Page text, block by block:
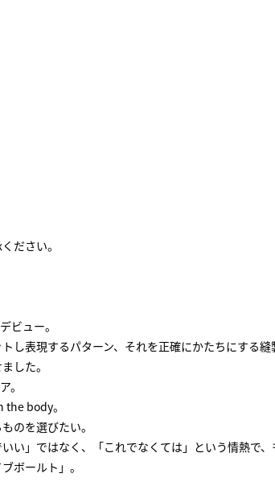
ださい。
ビュー。
し表現するパターン、それを正確にかたちにする縫
した。
。
body。
のを選びたい。
い」ではなく、「これでなくては」という情熱で、
ボールト」。